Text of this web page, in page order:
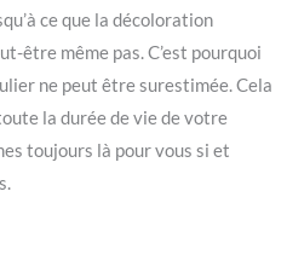
ce que la décoloration
être même pas. C’est pourquoi
ne peut être surestimée. Cela
la durée de vie de votre
toujours là pour vous si et